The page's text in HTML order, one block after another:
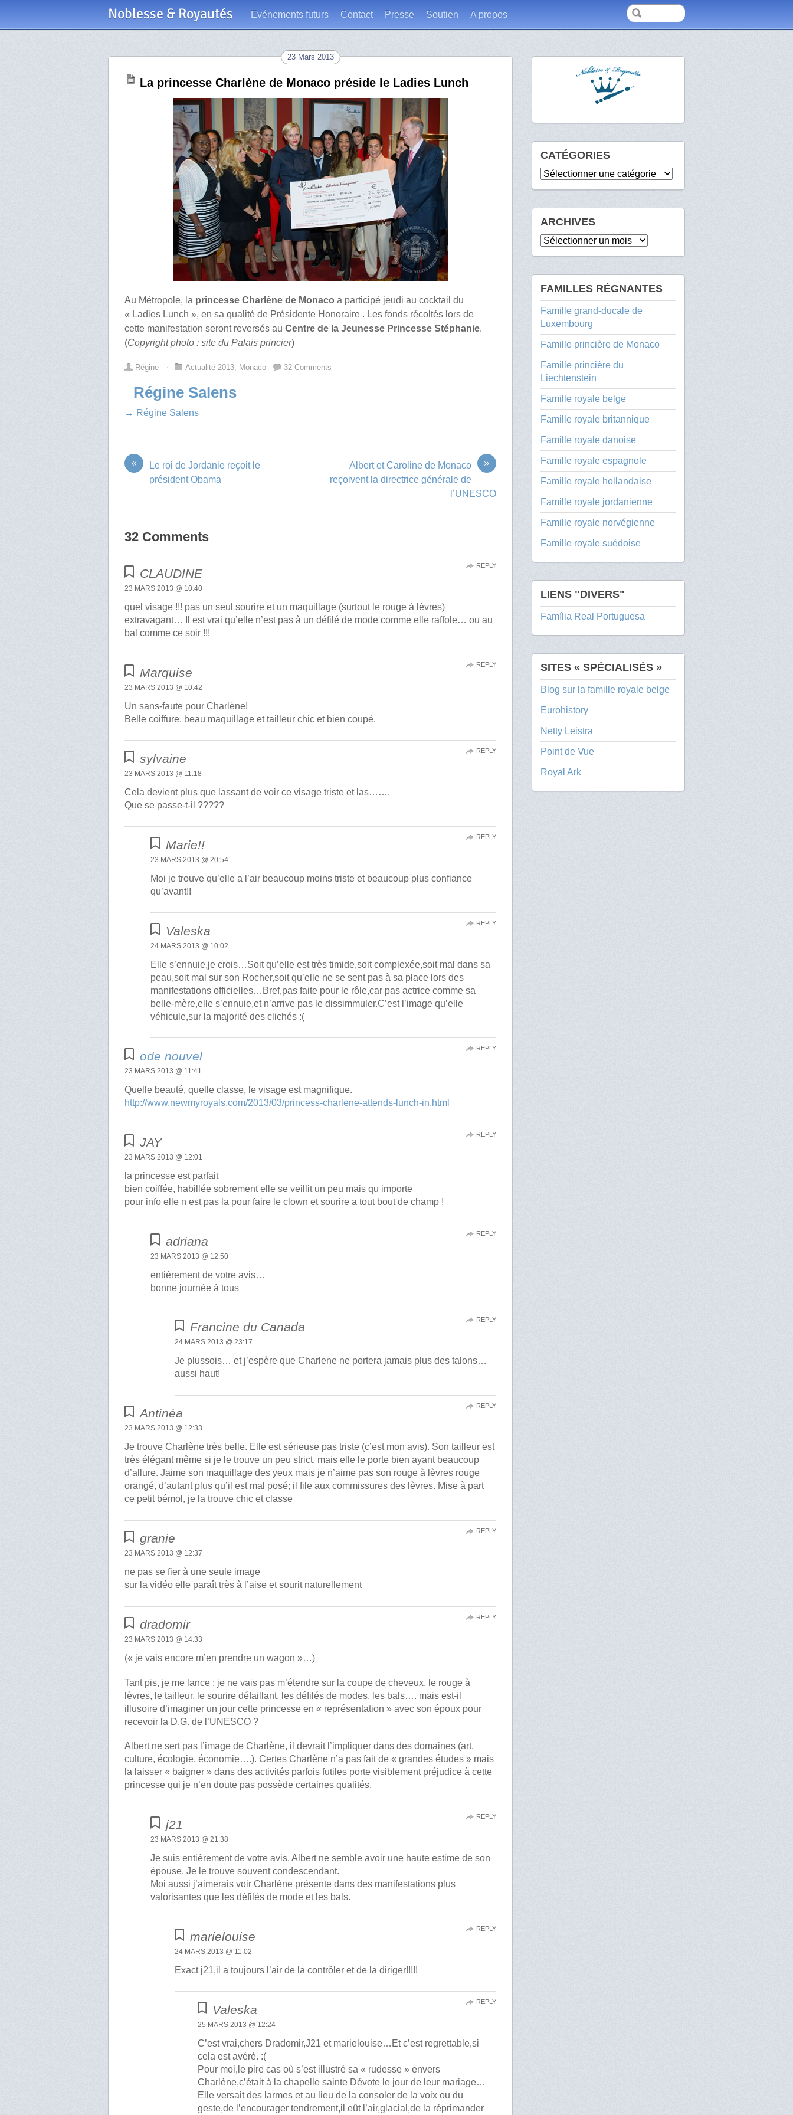
Noblesse & Royautés Evénements futurs Contact Presse Soutien A propos
23 Mars 2013
La princesse Charlène de Monaco préside le Ladies Lunch
Au Métropole, la princesse Charlène de Monacoa participé jeudi au cocktail du
« Ladies Lunch », en sa qualité de Présidente Honoraire . Les fonds récoltés lors de
cette manifestation seront reversés auCentre de la Jeunesse Princesse Stéphanie.
(Copyright photo : site du Palais princier)
Régine ⋅ Actualité 2013 Monaco 32 Comments
Régine Salens
→ Régine Salens
«
Le roi de Jordanie reçoit le
président Obama
»
Albert et Caroline de Monaco
reçoivent la directrice générale de
l’UNESCO
32 Comments
CLAUDINE
23 MARS 2013 @ 10:40
quel visage !!! pas un seul sourire et un maquillage (surtout le rouge à lèvres)
extravagant… Il est vrai qu’elle n’est pas à un défilé de mode comme elle raffole… ou au
bal comme ce soir !!!
REPLY
Marquise
23 MARS 2013 @ 10:42
Un sans-faute pour Charlène!
Belle coiffure, beau maquillage et tailleur chic et bien coupé.
REPLY
sylvaine
23 MARS 2013 @ 11:18
Cela devient plus que lassant de voir ce visage triste et las…….
Que se passe-t-il ?????
REPLY
Marie!!
23 MARS 2013 @ 20:54
Moi je trouve qu’elle a l’air beaucoup moins triste et beaucoup plus confiance
qu’avant!!
REPLY
Valeska
24 MARS 2013 @ 10:02
Elle s’ennuie,je crois…Soit qu’elle est très timide,soit complexée,soit mal dans sa
peau,soit mal sur son Rocher,soit qu’elle ne se sent pas à sa place lors des
manifestations officielles…Bref,pas faite pour le rôle,car pas actrice comme sa
belle-mère,elle s’ennuie,et n’arrive pas le dissimmuler.C’est l’image qu’elle
véhicule,sur la majorité des clichés :(
REPLY
ode nouvel
23 MARS 2013 @ 11:41
Quelle beauté, quelle classe, le visage est magnifique.
http://www.newmyroyals.com/2013/03/princess-charlene-attends-lunch-in.html
REPLY
JAY
23 MARS 2013 @ 12:01
la princesse est parfait
bien coiffée, habillée sobrement elle se veillit un peu mais qu importe
pour info elle n est pas la pour faire le clown et sourire a tout bout de champ !
REPLY
adriana
23 MARS 2013 @ 12:50
entièrement de votre avis…
bonne journée à tous
REPLY
Francine du Canada
24 MARS 2013 @ 23:17
Je plussois… et j’espère que Charlene ne portera jamais plus des talons…
aussi haut!
REPLY
Antinéa
23 MARS 2013 @ 12:33
Je trouve Charlène très belle. Elle est sérieuse pas triste (c’est mon avis). Son tailleur est
très élégant même si je le trouve un peu strict, mais elle le porte bien ayant beaucoup
d’allure. Jaime son maquillage des yeux mais je n’aime pas son rouge à lèvres rouge
orangé, d’autant plus qu’il est mal posé; il file aux commissures des lèvres. Mise à part
ce petit bémol, je la trouve chic et classe
REPLY
granie
23 MARS 2013 @ 12:37
ne pas se fier à une seule image
sur la vidéo elle paraît très à l’aise et sourit naturellement
REPLY
dradomir
23 MARS 2013 @ 14:33
(« je vais encore m’en prendre un wagon »…)
Tant pis, je me lance : je ne vais pas m’étendre sur la coupe de cheveux, le rouge à
lèvres, le tailleur, le sourire défaillant, les défilés de modes, les bals…. mais est-il
illusoire d’imaginer un jour cette princesse en « représentation » avec son époux pour
recevoir la D.G. de l’UNESCO ?
Albert ne sert pas l’image de Charlène, il devrait l’impliquer dans des domaines (art,
culture, écologie, économie….). Certes Charlène n’a pas fait de « grandes études » mais
la laisser « baigner » dans des activités parfois futiles porte visiblement préjudice à cette
princesse qui je n’en doute pas possède certaines qualités.
REPLY
j21
23 MARS 2013 @ 21:38
Je suis entièrement de votre avis. Albert ne semble avoir une haute estime de son
épouse. Je le trouve souvent condescendant.
Moi aussi j’aimerais voir Charlène présente dans des manifestations plus
valorisantes que les défilés de mode et les bals.
REPLY
marielouise
24 MARS 2013 @ 11:02
Exact j21,il a toujours l’air de la contrôler et de la diriger!!!!!
REPLY
Valeska
25 MARS 2013 @ 12:24
C’est vrai,chers Dradomir,J21 et marielouise…Et c’est regrettable,si
cela est avéré. :(
Pour moi,le pire cas où s’est illustré sa « rudesse » envers
Charlène,c’était à la chapelle sainte Dévote le jour de leur mariage…
Elle versait des larmes et au lieu de la consoler de la voix ou du
geste,de l’encourager tendrement,il eût l’air,glacial,de la réprimander
REPLY
CATÉGORIES
Catégories
ARCHIVES
Archives
FAMILLES RÉGNANTES
Famille grand-ducale de
Luxembourg
Famille princière de Monaco
Famille princière du
Liechtenstein
Famille royale belge
Famille royale britannique
Famille royale danoise
Famille royale espagnole
Famille royale hollandaise
Famille royale jordanienne
Famille royale norvégienne
Famille royale suédoise
LIENS "DIVERS"
Família Real Portuguesa
SITES « SPÉCIALISÉS »
Blog sur la famille royale belge
Eurohistory
Netty Leistra
Point de Vue
Royal Ark